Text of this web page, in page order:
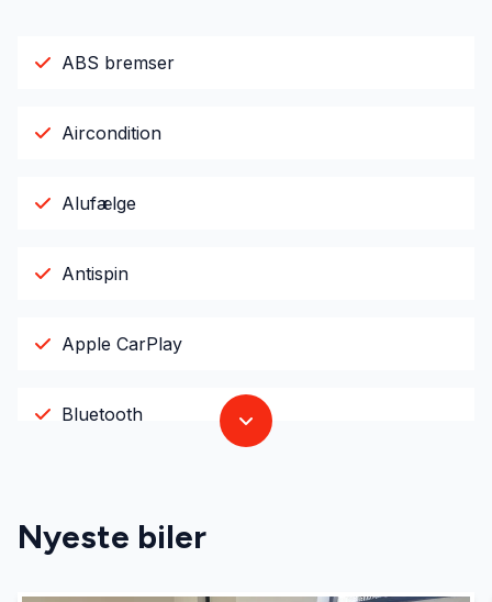
ABS bremser
Aircondition
Alufælge
Antispin
Apple CarPlay
Bluetooth
El-spejle med varme
Nyeste biler